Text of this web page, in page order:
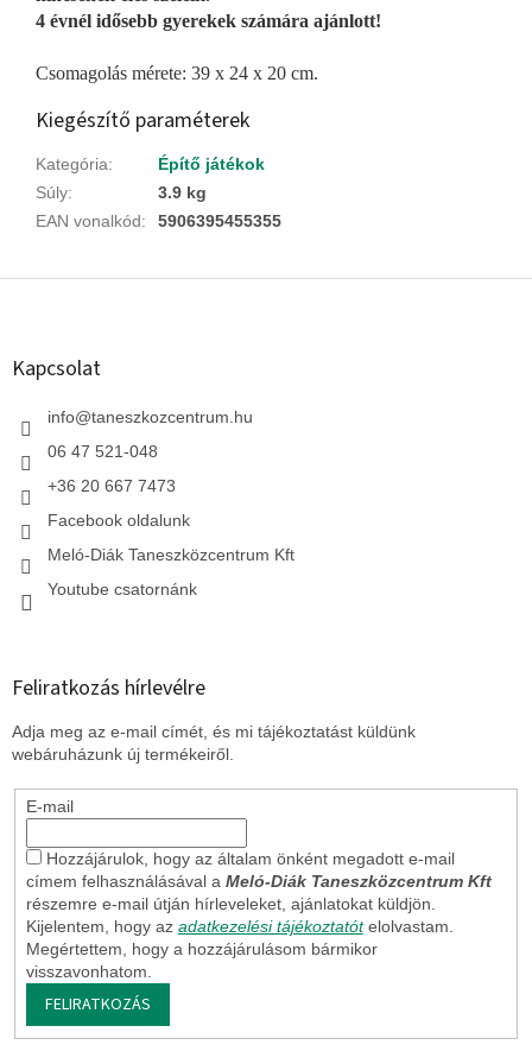
4 évnél idősebb gyerekek számára ajánlott!
Csomagolás mérete: 39 x 24 x 20 cm.
Kiegészítő paraméterek
Kategória:
Építő játékok
Súly:
3.9 kg
EAN vonalkód: 5906395455355
L
Kapcsolat
info@taneszkozcentrum.hu
06 47 521-048
+36 20 667 7473
Facebook oldalunk
Meló-Diák Taneszközcentrum Kft
Youtube csatornánk
Feliratkozás hírlevélre
Adja meg az e-mail címét, és mi tájékoztatást küldünk
webáruházunk új termékeiről.
E-mail
Hozzájárulok, hogy az általam önként megadott e-mail
címem felhasználásával a Meló-Diák Taneszközcentrum Kft
részemre e-mail útján hírleveleket, ajánlatokat küldjön.
Kijelentem, hogy az adatkezelési tájékoztatót elolvastam.
Megértettem, hogy a hozzájárulásom bármikor
visszavonhatom.
FELIRATKOZÁS